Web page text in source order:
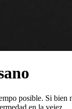
posible. Si bien
en la vejez.